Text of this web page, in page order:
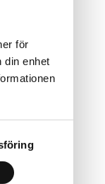
för
din enhet